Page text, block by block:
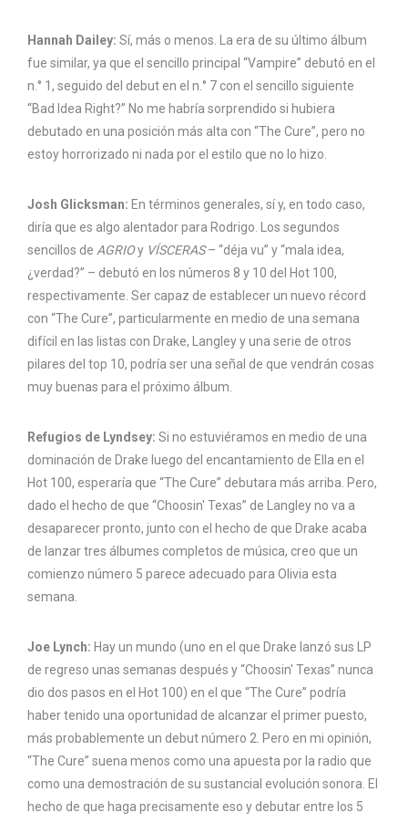
Hannah Dailey: Sí, más o menos. La era de su último álbum
fue similar, ya que el sencillo principal “Vampire” debutó en el
n.° 1, seguido del debut en el n.° 7 con el sencillo siguiente
“Bad Idea Right?” No me habría sorprendido si hubiera
debutado en una posición más alta con “The Cure”, pero no
estoy horrorizado ni nada por el estilo que no lo hizo.
Josh Glicksman: En términos generales, sí y, en todo caso,
diría que es algo alentador para Rodrigo. Los segundos
sencillos de AGRIOy VÍSCERAS– “déja vu” y “mala idea,
¿verdad?” – debutó en los números 8 y 10 del Hot 100,
respectivamente. Ser capaz de establecer un nuevo récord
con “The Cure”, particularmente en medio de una semana
difícil en las listas con Drake, Langley y una serie de otros
pilares del top 10, podría ser una señal de que vendrán cosas
muy buenas para el próximo álbum.
Refugios de Lyndsey: Si no estuviéramos en medio de una
dominación de Drake luego del encantamiento de Ella en el
Hot 100, esperaría que “The Cure” debutara más arriba. Pero,
dado el hecho de que “Choosin' Texas” de Langley no va a
desaparecer pronto, junto con el hecho de que Drake acaba
de lanzar tres álbumes completos de música, creo que un
comienzo número 5 parece adecuado para Olivia esta
semana.
Joe Lynch: Hay un mundo (uno en el que Drake lanzó sus LP
de regreso unas semanas después y “Choosin' Texas” nunca
dio dos pasos en el Hot 100) en el que “The Cure” podría
haber tenido una oportunidad de alcanzar el primer puesto,
más probablemente un debut número 2. Pero en mi opinión,
“The Cure” suena menos como una apuesta por la radio que
como una demostración de su sustancial evolución sonora. El
hecho de que haga precisamente eso y debutar entre los 5